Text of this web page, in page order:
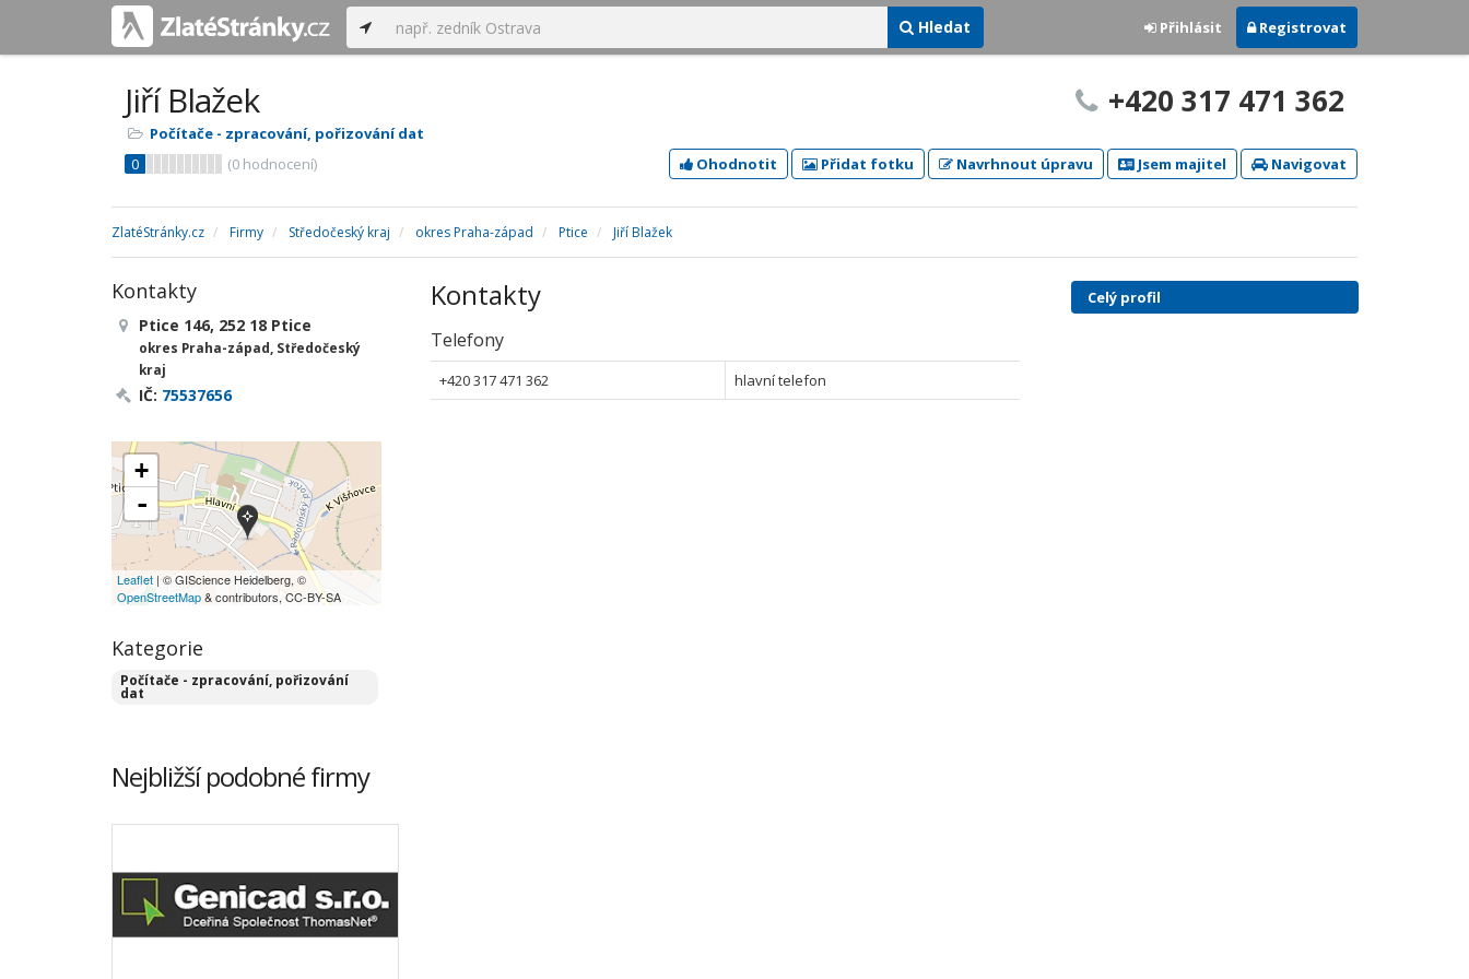
Hledat Přihlásit Registrovat
Jiří Blažek
Počítače - zpracování, pořizování dat
0
(0 hodnocení)
+420 317 471 362
Ohodnotit Přidat fotku Navrhnout úpravu Jsem majitel Navigovat
ZlatéStránky.cz Firmy Středočeský kraj okres Praha-západ Ptice Jiří Blažek
Kontakty
Telefony
+420 317 471 362 hlavní telefon
Kontakty
Ptice 146, 252 18 Ptice
okres Praha-západ, Středočeský
kraj
IČ: 75537656
+
-
Leaflet | © GIScience Heidelberg, ©
OpenStreetMap& contributors, CC-BY-SA
Kategorie
Počítače - zpracování, pořizování
dat
Celý profil
Nejbližší podobné firmy